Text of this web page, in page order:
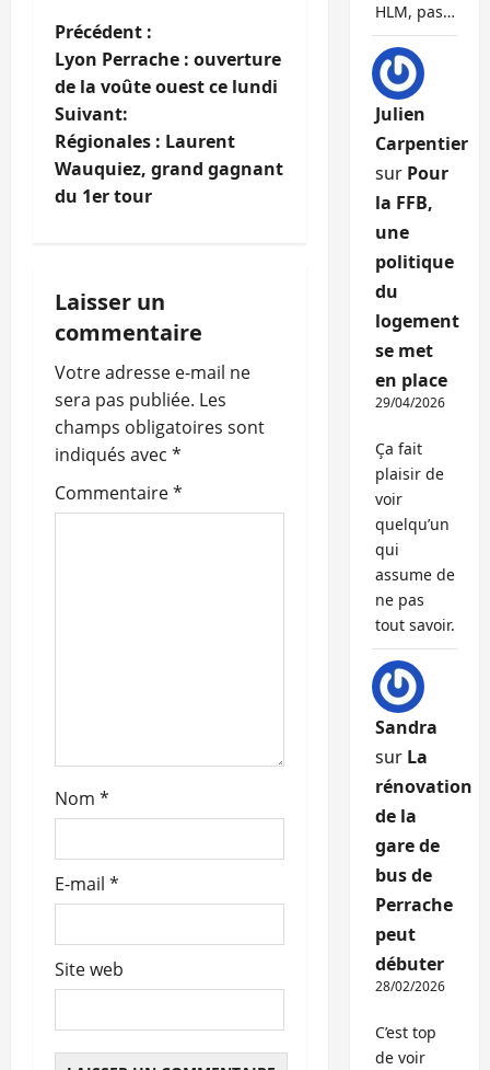
N
a
v
i
t
i
o
n
d
c
l
e
Précédent :
Lyon Perrache : ouverture
de la voûte ouest ce lundi
Suivant:
Régionales : Laurent
Wauquiez, grand gagnant
du 1er tour
Laisser un
commentaire
Votre adresse e-mail ne
sera pas publiée. Les
champs obligatoires sont
indiqués avec *
Commentaire*
Nom *
E-mail *
Site web
HLM, pas…
Julien
Carpentier
sur Pour
la FFB,
une
politique
du
logement
se met
en place
29/04/2026
Ça fait
plaisir de
voir
quelqu’un
qui
assume de
ne pas
tout savoir.
Sandra
sur La
rénovation
de la
gare de
bus de
Perrache
peut
débuter
28/02/2026
C’est top
de voir